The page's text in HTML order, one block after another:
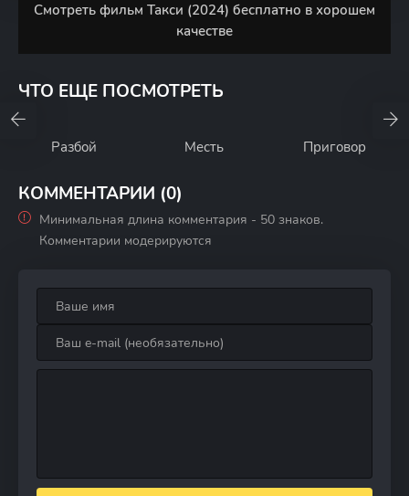
Смотреть фильм Такси (2024) бесплатно в хорошем
качестве
ЧТО ЕЩЕ ПОСМОТРЕТЬ
Разбой Месть Приговор
КОММЕНТАРИИ (0)
Минимальная длина комментария - 50 знаков.
Комментарии модерируются